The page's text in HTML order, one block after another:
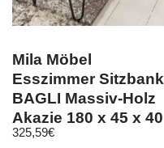
Mila Möbel
Esszimmer Sitzbank
BAGLI Massiv-Holz
Akazie 180 x 45 x 40
cm Holz-Ban
325,59€